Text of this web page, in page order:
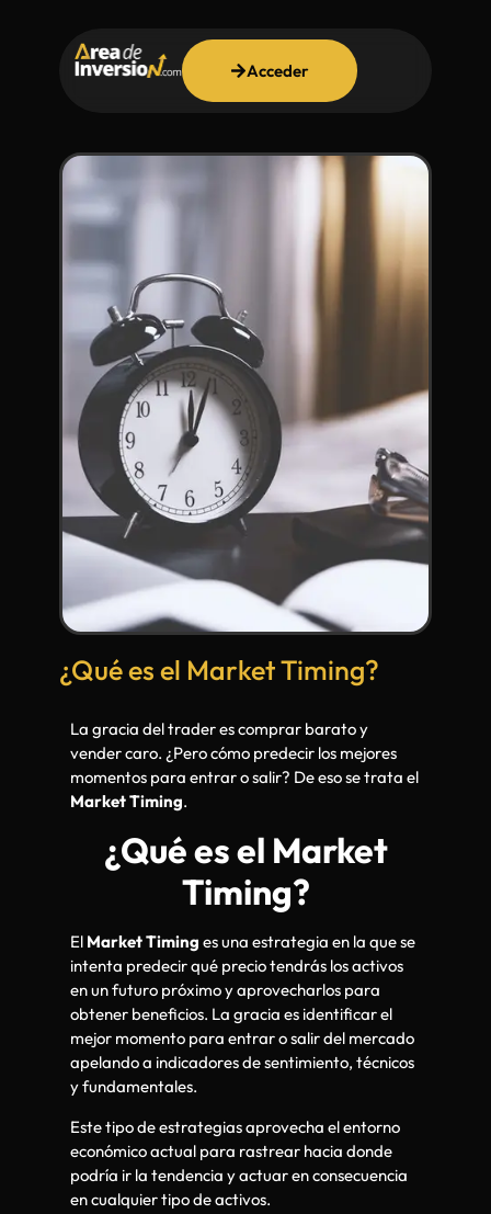
Acceder
¿Qué es el Market Timing?
La gracia del trader es comprar barato y
vender caro. ¿Pero cómo predecir los mejores
momentos para entrar o salir? De eso se trata el
Market Timing.
¿Qué es el Market
Timing?
El Market Timing es una estrategia en la que se
intenta predecir qué precio tendrás los activos
en un futuro próximo y aprovecharlos para
obtener beneficios. La gracia es identificar el
mejor momento para entrar o salir del mercado
apelando a indicadores de sentimiento, técnicos
y fundamentales.
Este tipo de estrategias aprovecha el entorno
económico actual para rastrear hacia donde
podría ir la tendencia y actuar en consecuencia
en cualquier tipo de activos.